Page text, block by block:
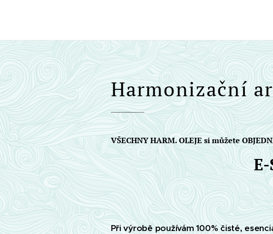
Harmonizační
VŠECHNY HARM. OLEJE si můžete
Při výrobě používám 100% čisté,